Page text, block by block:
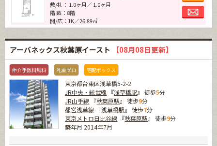
敷/礼： 1.0ヶ月／ 1.0ヶ月
階 数：8階
間/広：1K／26.89㎡
アーバネックス秋葉原イースト 【08月08日更新】
仲介手数料無料 礼金ゼロ 宅配ボックス
東京都台東区浅草橋5-2-2
JR中央・総武線 『浅草橋駅』 徒歩5分
JR山手線 『秋葉原駅』 徒歩9分
都営浅草線 『浅草橋駅』 徒歩7分
東京メトロ日比谷線 『秋葉原駅』 徒歩9分
築年月 2014年7月